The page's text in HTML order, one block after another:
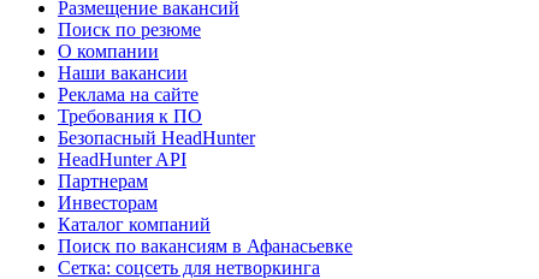
Размещение вакансий
Поиск по резюме
О компании
Наши вакансии
Реклама на сайте
Требования к ПО
Безопасный HeadHunter
HeadHunter API
Партнерам
Инвесторам
Каталог компаний
Поиск по вакансиям в Афанасьевке
Сетка: соцсеть для нетворкинга